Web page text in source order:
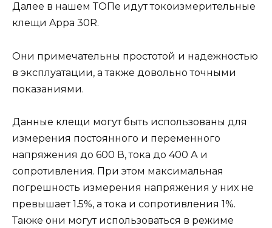
Далее в нашем ТОПе идут токоизмерительные
клещи Appa 30R.
Они примечательны простотой и надежностью
в эксплуатации, а также довольно точными
показаниями.
Данные клещи могут быть использованы для
измерения постоянного и переменного
напряжения до 600 В, тока до 400 А и
сопротивления. При этом максимальная
погрешность измерения напряжения у них не
превышает 1.5%, а тока и сопротивления 1%.
Также они могут использоваться в режиме